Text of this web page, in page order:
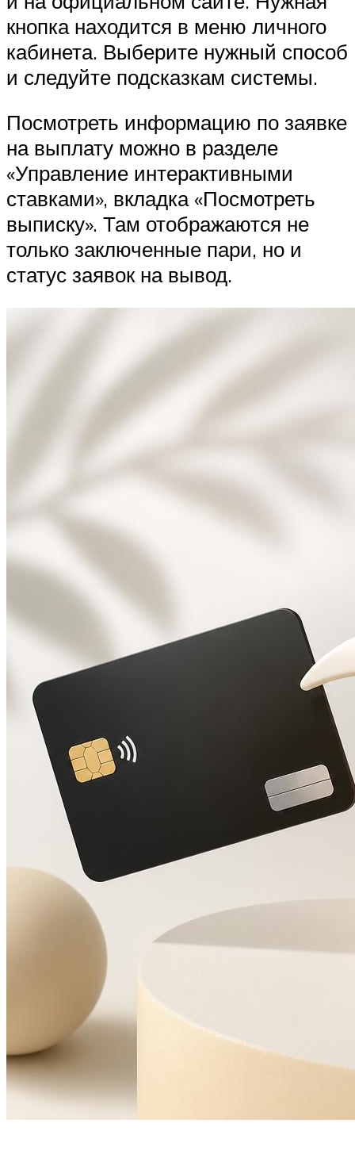
кнопка находится в меню личного
кабинета. Выберите нужный способ
и следуйте подсказкам системы.
Посмотреть информацию по заявке
на выплату можно в разделе
«Управление интерактивными
ставками», вкладка «Посмотреть
выписку». Там отображаются не
только заключенные пари, но и
статус заявок на вывод.